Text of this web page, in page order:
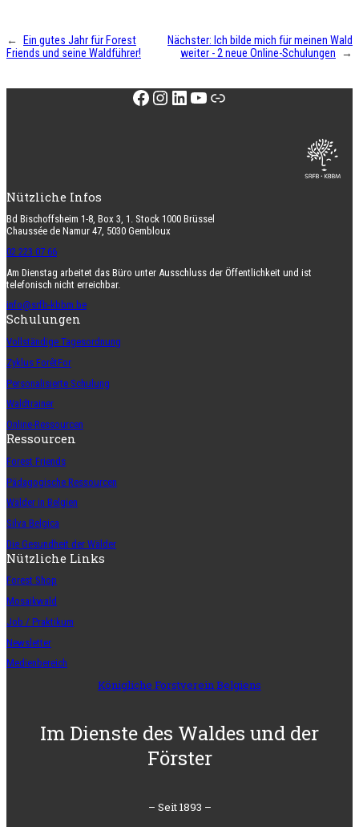
← Ein gutes Jahr für Forest
Friends und seine Waldführer!
Nächster: Ich bilde mich für meinen Wald
weiter - 2 neue Online-Schulungen
→
Facebook
Instagram
LinkedIn
YouTube
Link
Nützliche Infos
Bd Bischoffsheim 1-8, Box 3, 1. Stock 1000 Brüssel
Chaussée de Namur 47, 5030 Gembloux
02 223 07 66
Am Dienstag arbeitet das Büro unter Ausschluss der Öffentlichkeit und ist
telefonisch nicht erreichbar.
info@srfb-kbbm.be
Schulungen
Vollständige Tagesordnung
Zyklus ForêtFor
Personalisierte Schulung
Waldtrainer
Online-Ressourcen
Ressourcen
Forest Friends
Pädagogische Ressourcen
Wälder in Belgien
Silva Belgica
Die Gesundheit der Wälder
Nützliche Links
Forest Shop
Mosaikwald
Job / Praktikum
Newsletter
Medienbereich
Königliche Forstverein Belgiens
Im Dienste des Waldes und der
Förster
– Seit 1893 –